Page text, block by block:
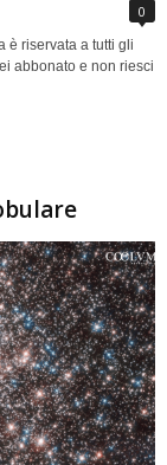
0
è riservata a tutti gli
abbonato e non riesci